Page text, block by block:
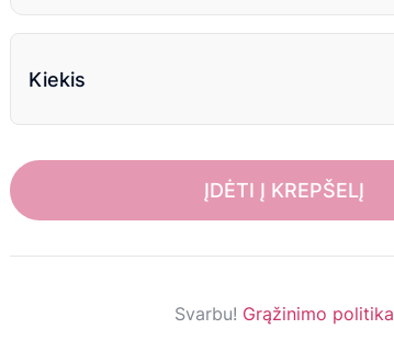
Kiekis
ĮDĖTI Į KREPŠELĮ
Svarbu! Grąžinimo politika